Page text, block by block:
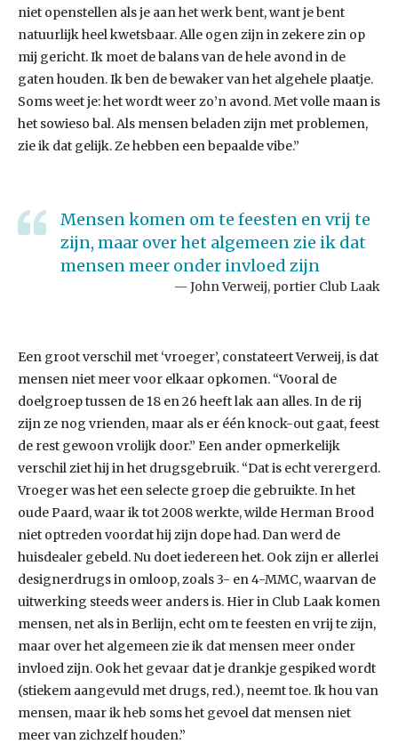
niet openstellen als je aan het werk bent, want je bent
natuurlijk heel kwetsbaar. Alle ogen zijn in zekere zin op
mij gericht. Ik moet de balans van de hele avond in de
gaten houden. Ik ben de bewaker van het algehele plaatje.
Soms weet je: het wordt weer zo’n avond. Met volle maan is
het sowieso bal. Als mensen beladen zijn met problemen,
zie ik dat gelijk. Ze hebben een bepaalde vibe.”
Mensen komen om te feesten en vrij te
zijn, maar over het algemeen zie ik dat
mensen meer onder invloed zijn
John Verweij, portier Club Laak
Een groot verschil met ‘vroeger’, constateert Verweij, is dat
mensen niet meer voor elkaar opkomen. “Vooral de
doelgroep tussen de 18 en 26 heeft lak aan alles. In de rij
zijn ze nog vrienden, maar als er één knock-out gaat, feest
de rest gewoon vrolijk door.” Een ander opmerkelijk
verschil ziet hij in het drugsgebruik. “Dat is echt verergerd.
Vroeger was het een selecte groep die gebruikte. In het
oude Paard, waar ik tot 2008 werkte, wilde Herman Brood
niet optreden voordat hij zijn dope had. Dan werd de
huisdealer gebeld. Nu doet iedereen het. Ook zijn er allerlei
designerdrugs in omloop, zoals 3- en 4-MMC, waarvan de
uitwerking steeds weer anders is. Hier in Club Laak komen
mensen, net als in Berlijn, echt om te feesten en vrij te zijn,
maar over het algemeen zie ik dat mensen meer onder
invloed zijn. Ook het gevaar dat je drankje gespiked wordt
(stiekem aangevuld met drugs, red.), neemt toe. Ik hou van
mensen, maar ik heb soms het gevoel dat mensen niet
meer van zichzelf houden.”